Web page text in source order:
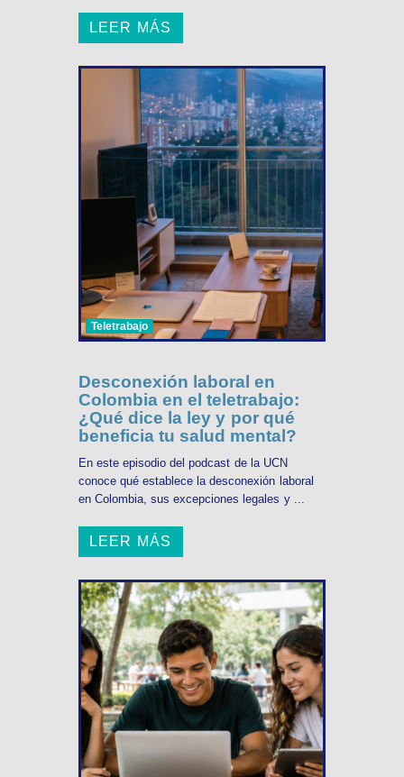
LEER MÁS
Teletrabajo
Desconexión laboral en
Colombia en el teletrabajo:
¿Qué dice la ley y por qué
beneficia tu salud mental?
En este episodio del podcast de la UCN
conoce qué establece la desconexión laboral
en Colombia, sus excepciones legales y ...
LEER MÁS